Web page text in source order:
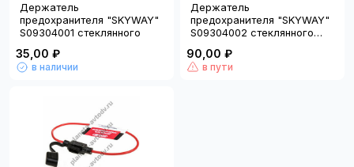
Держатель
предохранителя "SKYWAY"
S09304001 стеклянного
35,00 ₽
в наличии
Держатель
предохранителя "SKYWAY"
S09304002 стеклянного
90,00 ₽
в пути